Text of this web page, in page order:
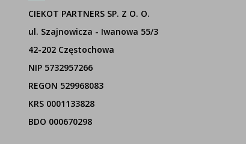
CIEKOT PARTNERS SP. Z O. O.
ul. Szajnowicza - Iwanowa 55/3
42-202 Częstochowa
NIP 5732957266
REGON 529968083
KRS 0001133828
BDO 000670298